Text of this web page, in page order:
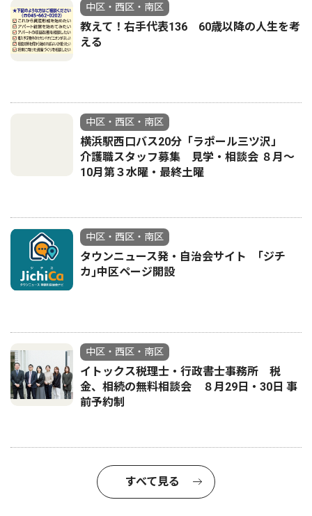
中区・西区・南区
教えて！右手代表136 60歳以降の人生を考
える
中区・西区・南区
横浜駅西口バス20分「ラポール三ツ沢」
介護職スタッフ募集 見学・相談会 ８月〜
10月第３水曜・最終土曜
中区・西区・南区
タウンニュース発・自治会サイト ｢ジチ
カ｣中区ページ開設
中区・西区・南区
イトックス税理士・行政書士事務所 税
金、相続の無料相談会 ８月29日・30日 事
前予約制
すべて見る